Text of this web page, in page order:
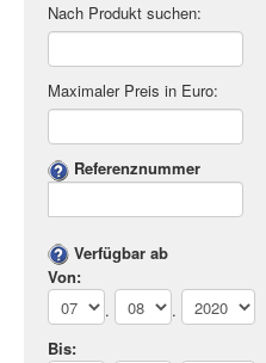
Nach Produkt suchen:
Maximaler Preis in Euro:
Referenznummer
Verfügbar ab
Von:
.
.
Bis: